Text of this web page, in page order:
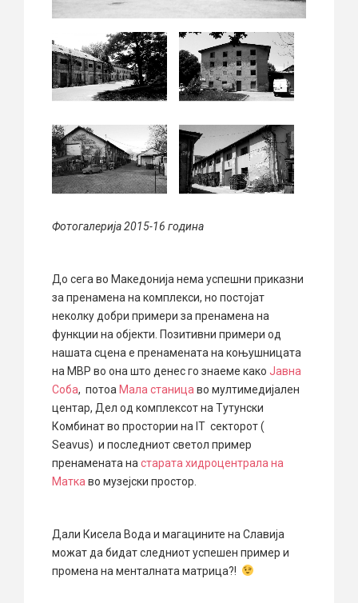
Фотогалерија 2015-16 година
До сега во Македонија нема успешни приказни
за пренамена на комплекси, но постојат
неколку добри примери за пренамена на
функции на објекти. Позитивни примери од
нашата сцена е пренамената на коњушницата
на МВР во она што денес го знаеме како Јавна
Соба, потоа Мала станица во мултимедијален
центар, Дел од комплексот на Тутунски
Комбинат во простории на IT секторот (
Seavus) и последниот светол пример
пренамената на старата хидроцентрала на
Матка во музејски простор.
Дали Кисела Вода и магацините на Славија
можат да бидат следниот успешен пример и
промена на менталната матрица?!